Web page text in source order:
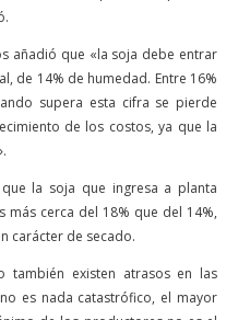
añadió que «la soja debe entrar
de 14% de humedad. Entre 16%
supera esta cifra se pierde
de los costos, ya que la
la soja que ingresa a planta
cerca del 18% que del 14%,
carácter de secado.
también existen atrasos en las
es nada catastrófico, el mayor